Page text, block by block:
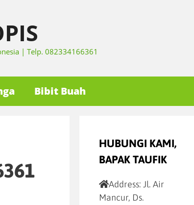
| Telp. 082334166361
Bibit Buah
HUBUNGI KAMI,
BAPAK TAUFIK
Address: Jl. Air
Mancur, Ds.